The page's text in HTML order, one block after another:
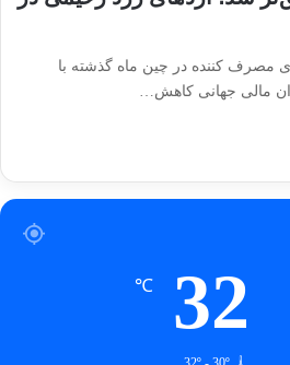
مصرف کننده در چین ماه گذشته با
مالی جهانی کاهش…
32
℃